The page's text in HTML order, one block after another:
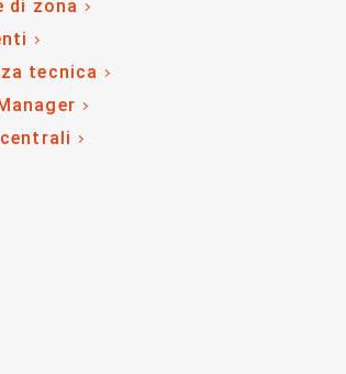
di zona
tecnica